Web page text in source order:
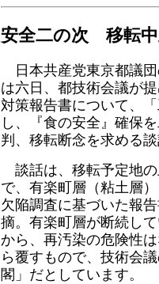
安全二の次 移転
日本共産党東京都議
は六日、都技術会議が
対策報告書について、
し、『食の安全』確保
判、移転断念を求める
談話は、移転予定地
で、有楽町層（粘土層
欠陥調査に基づいた報
摘。有楽町層が断続し
から、再汚染の危険性
ら覆すもので、技術会
閣」だとしています。